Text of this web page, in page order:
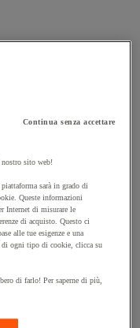
Continua senza accettare
sito web!
sarà in grado di
Queste informazioni
Internet di misurare le
di acquisto. Questo ci
alle tue esigenze e una
di ogni tipo di cookie, clicca su
di farlo! Per saperne di più,